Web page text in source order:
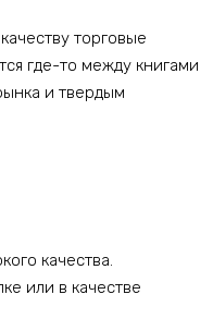
торговые
где-то между книгами
и твердым
качества.
или в качестве